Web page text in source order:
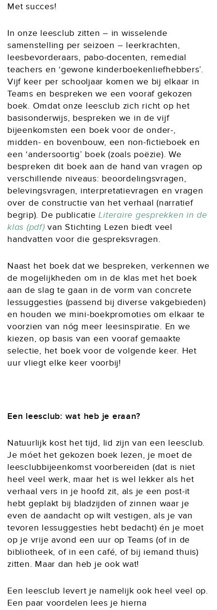
Met succes!
In onze leesclub zitten – in wisselende
samenstelling per seizoen – leerkrachten,
leesbevorderaars, pabo-docenten, remedial
teachers en ‘gewone kinderboekenliefhebbers’.
Vijf keer per schooljaar komen we bij elkaar in
Teams en bespreken we een vooraf gekozen
boek. Omdat onze leesclub zich richt op het
basisonderwijs, bespreken we in de vijf
bijeenkomsten een boek voor de onder-,
midden- en bovenbouw, een non-fictieboek en
een ‘andersoortig’ boek (zoals poëzie). We
bespreken dit boek aan de hand van vragen op
verschillende niveaus: beoordelingsvragen,
belevingsvragen, interpretatievragen en vragen
over de constructie van het verhaal (narratief
begrip). De publicatieLiteraire gesprekken in de
klas (pdf) van Stichting Lezen biedt veel
handvatten voor die gespreksvragen.
Naast het boek dat we bespreken, verkennen we
de mogelijkheden om in de klas met het boek
aan de slag te gaan in de vorm van concrete
lessuggesties (passend bij diverse vakgebieden)
en houden we mini-boekpromoties om elkaar te
voorzien van nóg meer leesinspiratie. En we
kiezen, op basis van een vooraf gemaakte
selectie, het boek voor de volgende keer. Het
uur vliegt elke keer voorbij!
Een leesclub: wat heb je eraan?
Natuurlijk kost het tijd, lid zijn van een leesclub.
Je móet het gekozen boek lezen, je moet de
leesclubbijeenkomst voorbereiden (dat is niet
heel veel werk, maar het is wel lekker als het
verhaal vers in je hoofd zit, als je een post-it
hebt geplakt bij bladzijden of zinnen waar je
even de aandacht op wilt vestigen, als je van
tevoren lessuggesties hebt bedacht) én je moet
op je vrije avond een uur op Teams (of in de
bibliotheek, of in een café, of bij iemand thuis)
zitten. Maar dan heb je ook wat!
Een leesclub levert je namelijk ook heel veel op.
Een paar voordelen lees je hierna